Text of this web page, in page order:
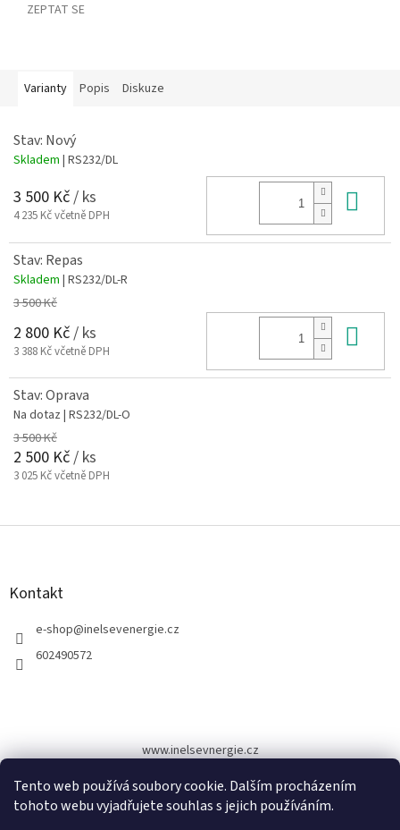
Tento web používá soubory cookie. Dalším procházením
tohoto webu vyjadřujete souhlas s jejich používáním.
ZEPTAT SE
Varianty Popis Diskuze
Stav: Nový
Skladem | RS232/DL
3 500 Kč/ ks
4 235 Kč včetně DPH
Stav: Repas
Skladem | RS232/DL-R
3 500 Kč
2 800 Kč/ ks
3 388 Kč včetně DPH
Stav: Oprava
Na dotaz | RS232/DL-O
3 500 Kč
2 500 Kč/ ks
3 025 Kč včetně DPH
Z
Kontakt
e-shop@inelsevenergie.cz
602490572
www.inelsevnergie.cz